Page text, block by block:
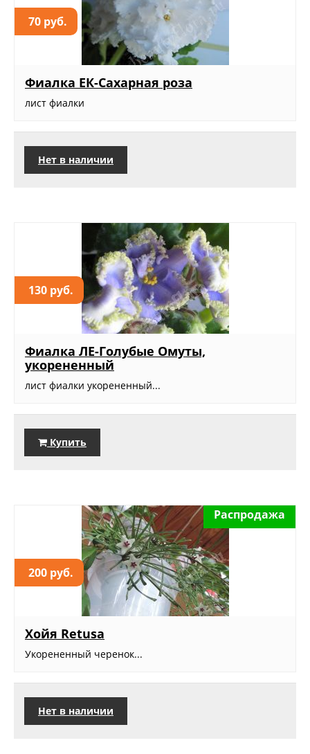
70 руб.
Фиалка ЕК-Сахарная роза
лист фиалки
Нет в наличии
130 руб.
Фиалка ЛЕ-Голубые Омуты,
укорененный
лист фиалки укорененный...
Купить
200 руб.
Распродажа
Хойя Retusa
Укорененный черенок...
Нет в наличии